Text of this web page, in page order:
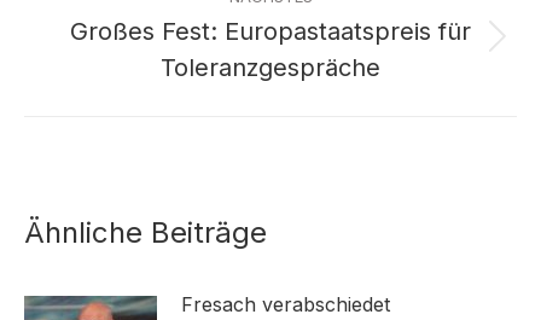
Nächster
Beitrag:
Großes Fest: Europastaatspreis für
Toleranzgespräche
Ähnliche Beiträge
Fresach verabschiedet